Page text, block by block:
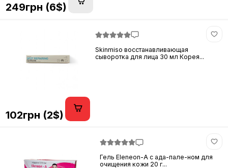
249грн (6$)
Skinmiso восстанавливающая
сыворотка для лица 30 мл Корея...
102грн (2$)
Гель Eleneon-A с ада-пале-ном для
очищения кожи 20 г...